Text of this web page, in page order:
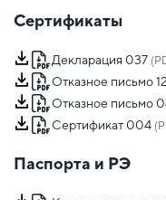
Сертификаты
Декларация 037
Отказное письмо
Отказное письмо
Сертификат 004
Паспорта и РЭ